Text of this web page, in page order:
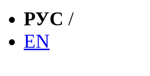
РУС /
EN